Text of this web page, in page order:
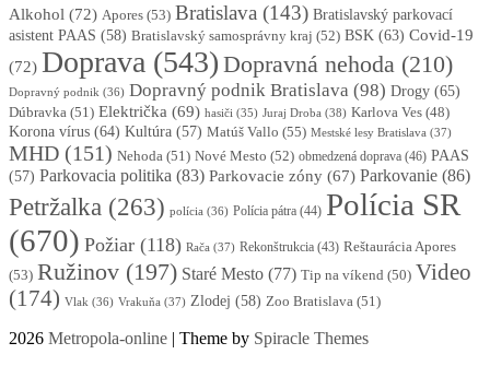
Alkohol (72) Apores (53) Bratislava (143) Bratislavský parkovací
asistent PAAS (58) Bratislavský samosprávny kraj (52) BSK (63) Covid-19
(72) Doprava (543) Dopravná nehoda (210)
Dopravný podnik (36) Dopravný podnik Bratislava (98) Drogy (65)
Dúbravka (51) Električka (69) hasiči (35) Juraj Droba (38) Karlova Ves (48)
Korona vírus (64) Kultúra (57) Matúš Vallo (55) Mestské lesy Bratislava (37)
MHD (151) Nehoda (51) Nové Mesto (52) obmedzená doprava (46) PAAS
(57) Parkovacia politika (83) Parkovacie zóny (67) Parkovanie (86)
Petržalka (263) polícia (36) Polícia pátra (44) Polícia SR
(670) Požiar (118) Rača (37) Rekonštrukcia (43) Reštaurácia Apores
(53) Ružinov (197) Staré Mesto (77) Tip na víkend (50) Video
(174) Vlak (36) Vrakuňa (37) Zlodej (58) Zoo Bratislava (51)
2026 Metropola-online | Theme by Spiracle Themes